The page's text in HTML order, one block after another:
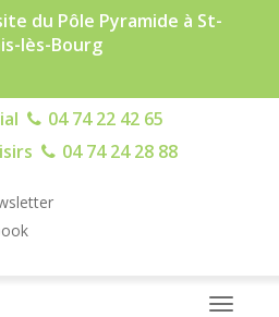
du Pôle Pyramide à St-
lès-Bourg
04 74 22 42 65
04 74 24 28 88
Toggle